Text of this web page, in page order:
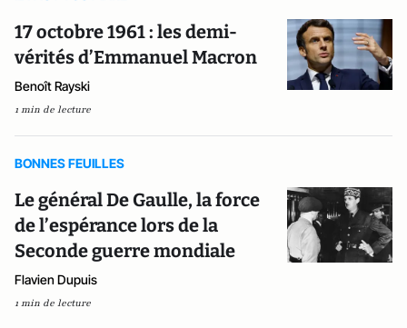
17 octobre 1961 : les demi-
vérités d’Emmanuel Macron
Benoît Rayski
1 min de lecture
BONNES FEUILLES
Le général De Gaulle, la force
de l’espérance lors de la
Seconde guerre mondiale
Flavien Dupuis
1 min de lecture